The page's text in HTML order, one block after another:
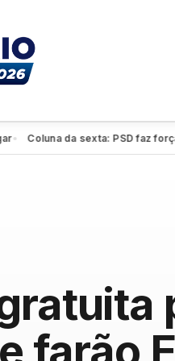
da sexta: PSD faz força-